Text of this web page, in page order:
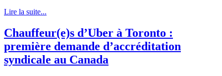
Lire la suite...
Chauffeur(e)s d’Uber à Toronto :
première demande d’accréditation
syndicale au Canada